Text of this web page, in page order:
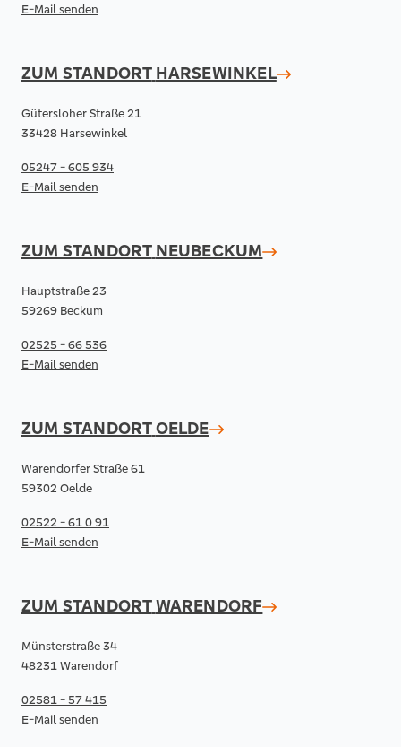
E-Mail senden
ZUM STANDORT HARSEWINKEL
Gütersloher Straße 21
33428 Harsewinkel
05247 - 605 934
E-Mail senden
ZUM STANDORT NEUBECKUM
Hauptstraße 23
59269 Beckum
02525 - 66 536
E-Mail senden
ZUM STANDORTOELDE
Warendorfer Straße 61
59302 Oelde
02522 - 61 0 91
E-Mail senden
ZUM STANDORTWARENDORF
Münsterstraße 34
48231 Warendorf
02581 - 57 415
E-Mail senden